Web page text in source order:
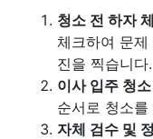
청소 전 하자
체크하여 문
진을 찍습니다.
이사 입주 청
순서로 청소를
자체 검수 및